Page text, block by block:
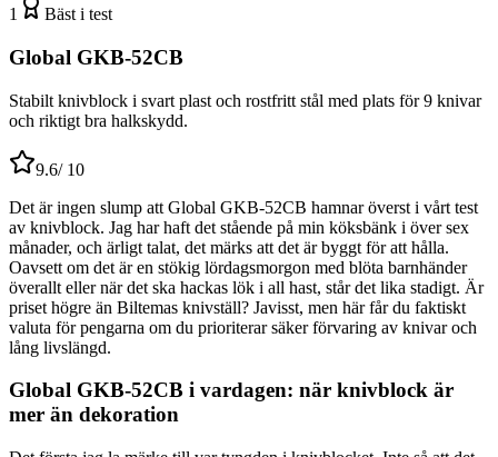
1 Bäst i test
Global GKB-52CB
Stabilt knivblock i svart plast och rostfritt stål med plats för 9 knivar
och riktigt bra halkskydd.
9.6/ 10
Det är ingen slump att Global GKB-52CB hamnar överst i vårt test
av knivblock. Jag har haft det stående på min köksbänk i över sex
månader, och ärligt talat, det märks att det är byggt för att hålla.
Oavsett om det är en stökig lördagsmorgon med blöta barnhänder
överallt eller när det ska hackas lök i all hast, står det lika stadigt. Är
priset högre än Biltemas knivställ? Javisst, men här får du faktiskt
valuta för pengarna om du prioriterar säker förvaring av knivar och
lång livslängd.
Global GKB-52CB i vardagen: när knivblock är
mer än dekoration